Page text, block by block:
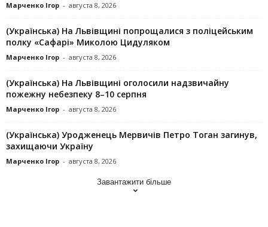
Марченко Ігор - августа 8, 2026
(Українська) На Львівщині попрощалися з поліцейським
полку «Сафарі» Миколою Цидуляком
Марченко Ігор - августа 8, 2026
(Українська) На Львівщині оголосили надзвичайну
пожежну небезпеку 8–10 серпня
Марченко Ігор - августа 8, 2026
(Українська) Уродженець Мервичів Петро Тоган загинув,
захищаючи Україну
Марченко Ігор - августа 8, 2026
Завантажити більше